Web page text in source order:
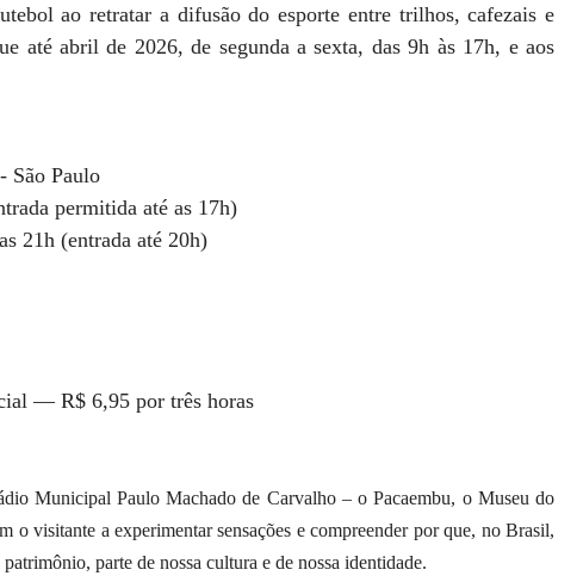
ao retratar a difusão do esporte entre trilhos, cafezais e
até abril de 2026, de segunda a sexta, das 9h às 17h, e aos
São Paulo
permitida até as 17h)
21h (entrada até 20h)
— R$ 6,95 por três horas
Municipal Paulo Machado de Carvalho – o Pacaembu, o Museu do
o visitante a experimentar sensações e compreender por que, no Brasil,
parte de nossa cultura e de nossa identidade.